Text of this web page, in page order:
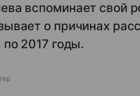
вспоминает свой
о причинах
2017 годы.